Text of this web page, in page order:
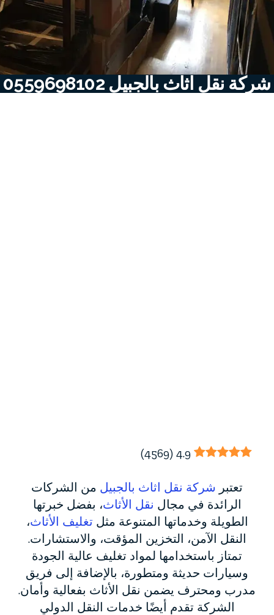
شركة نقل اثاث بالجبيل 0559698102
4.9
(
4569
)
تعتبر شركة نقل اثاث بالجبيل من الشركات
الرائدة في مجال نقل الأثاث، بفضل خبرتها
الطويلة وخدماتها المتنوعة مثل تغليف الأثاث،
النقل الآمن، التخزين المؤقت، والاستشارات.
تمتاز باستخدامها لمواد تغليف عالية الجودة
وسيارات حديثة ومتطورة، بالإضافة إلى فريق
مدرب ومحترف يضمن نقل الأثاث بفعالية وأمان.
الشركة تقدم أيضًا خدمات النقل الدولي